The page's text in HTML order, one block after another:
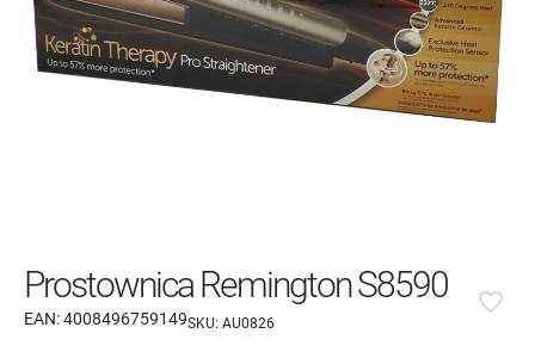
Prostownica Remington S8590
EAN:4008496759149SKU: AU0826
favorite_border